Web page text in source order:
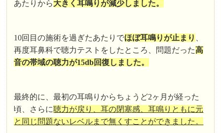
あたりから大きく耳鳴りが減少しました。
10回目の施術を過ぎたあたりでほぼ耳鳴りが止まり
再度耳鼻科で聴力テストをしたところ、問題だった高
音の帯域の聴力が15db回復しました。
最終的に、最初の耳鳴りからちょうど2ヶ月が経った
頃、さらに聴力が戻り、耳の閉塞感、耳鳴りともに元
と同じ問題ないレベルまで無くすことができました。